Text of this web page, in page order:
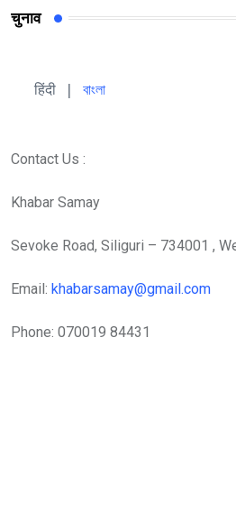
चुनाव
हिंदी বাংলা
Contact Us :
Khabar Samay
Sevoke Road, Siliguri – 734001 ,
Email: khabarsamay@gmail.com
Phone: 070019 84431